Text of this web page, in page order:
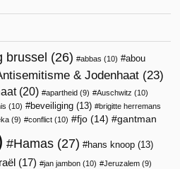
brussel (26) abbas (10)
abou
& Jodenhaat (23)
(20) apartheid (9) Auschwitz (10)
(10) beveiliging (13)
brigitte herremans
(9) conflict (10) fjo (14) gantman
Hamas (27) hans knoop (13)
(17) jan jambon (10) Jeruzalem (9)